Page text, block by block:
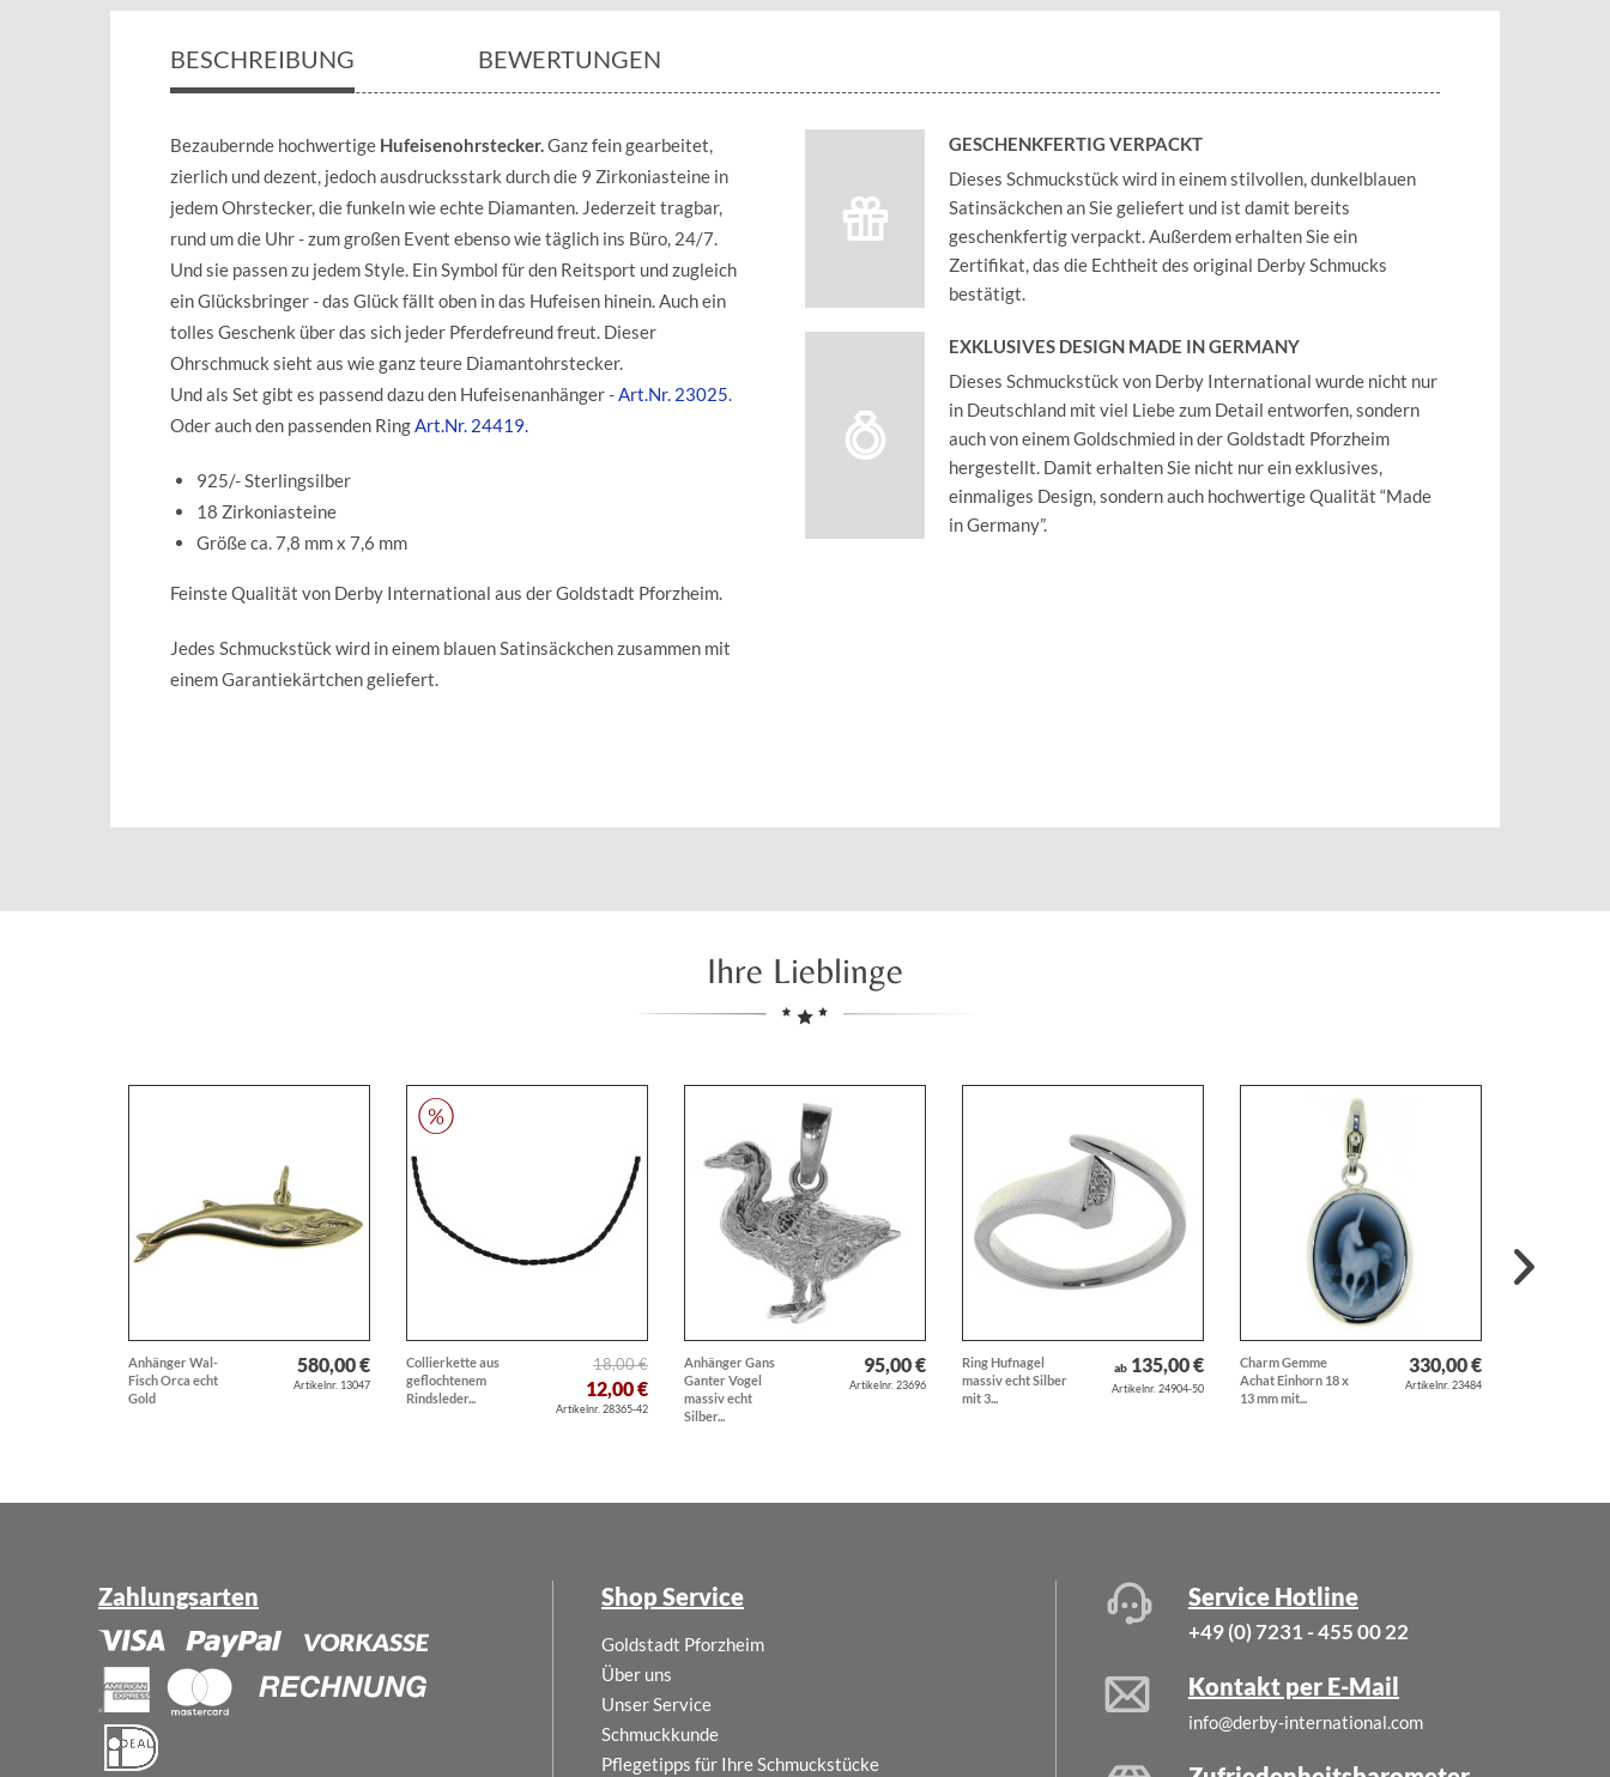
BESCHREIBUNG BEWERTUNGEN
Bezaubernde hochwertige Hufeisenohrstecker. Ganz fein gearbeitet,
zierlich und dezent, jedoch ausdrucksstark durch die 9 Zirkoniasteine in
jedem Ohrstecker, die funkeln wie echte Diamanten. Jederzeit tragbar,
rund um die Uhr - zum großen Event ebenso wie täglich ins Büro, 24/7.
Und sie passen zu jedem Style. Ein Symbol für den Reitsport und zugleich
ein Glücksbringer - das Glück fällt oben in das Hufeisen hinein. Auch ein
tolles Geschenk über das sich jeder Pferdefreund freut. Dieser
Ohrschmuck sieht aus wie ganz teure Diamantohrstecker.
Und als Set gibt es passend dazu den Hufeisenanhänger - Art.Nr. 23025
Oder auch den passenden Ring Art.Nr. 24419.
925/- Sterlingsilber
18 Zirkoniasteine
Größe ca. 7,8 mm x 7,6 mm
Feinste Qualität von Derby International aus der Goldstadt Pforzheim.
Jedes Schmuckstück wird in einem blauen Satinsäckchen zusammen mit
einem Garantiekärtchen geliefert.
GESCHENKFERTIG VERPACKT
Dieses Schmuckstück wird in einem stilvollen, dunkelblauen
Satinsäckchen an Sie geliefert und ist damit bereits
geschenkfertig verpackt. Außerdem erhalten Sie ein
Zertifikat, das die Echtheit des original Derby Schmucks
bestätigt.
EXKLUSIVES DESIGN MADE IN GERMANY
Dieses Schmuckstück von Derby International wurde nicht nur
in Deutschland mit viel Liebe zum Detail entworfen, sondern
auch von einem Goldschmied in der Goldstadt Pforzheim
hergestellt. Damit erhalten Sie nicht nur ein exklusives,
einmaliges Design, sondern auch hochwertige Qualität “Made
in Germany”.
Ihre Lieblinge
Anhänger Wal-
Fisch Orca echt
Gold
580,00 €
Artikelnr. 13047
Collierkette aus
geflochtenem
Rindsleder...
18,00 €
12,00 €
Artikelnr. 28365-42
Anhänger Gans
Ganter Vogel
massiv echt
Silber...
95,00 €
Artikelnr. 23696
Ring Hufnagel
massiv echt Silber
mit 3...
ab 135,00 €
Artikelnr. 24904-50
Charm Gemme
Achat Einhorn 18 x
13 mm mit...
330,00 €
Artikelnr. 23484
Zahlungsarten Shop Service
Goldstadt Pforzheim
Über uns
Unser Service
Schmuckkunde
Pflegetipps für Ihre Schmuckstücke
Service Hotline
+49 (0) 7231 - 455 00 22
Kontakt per E-Mail
info@derby-international.com